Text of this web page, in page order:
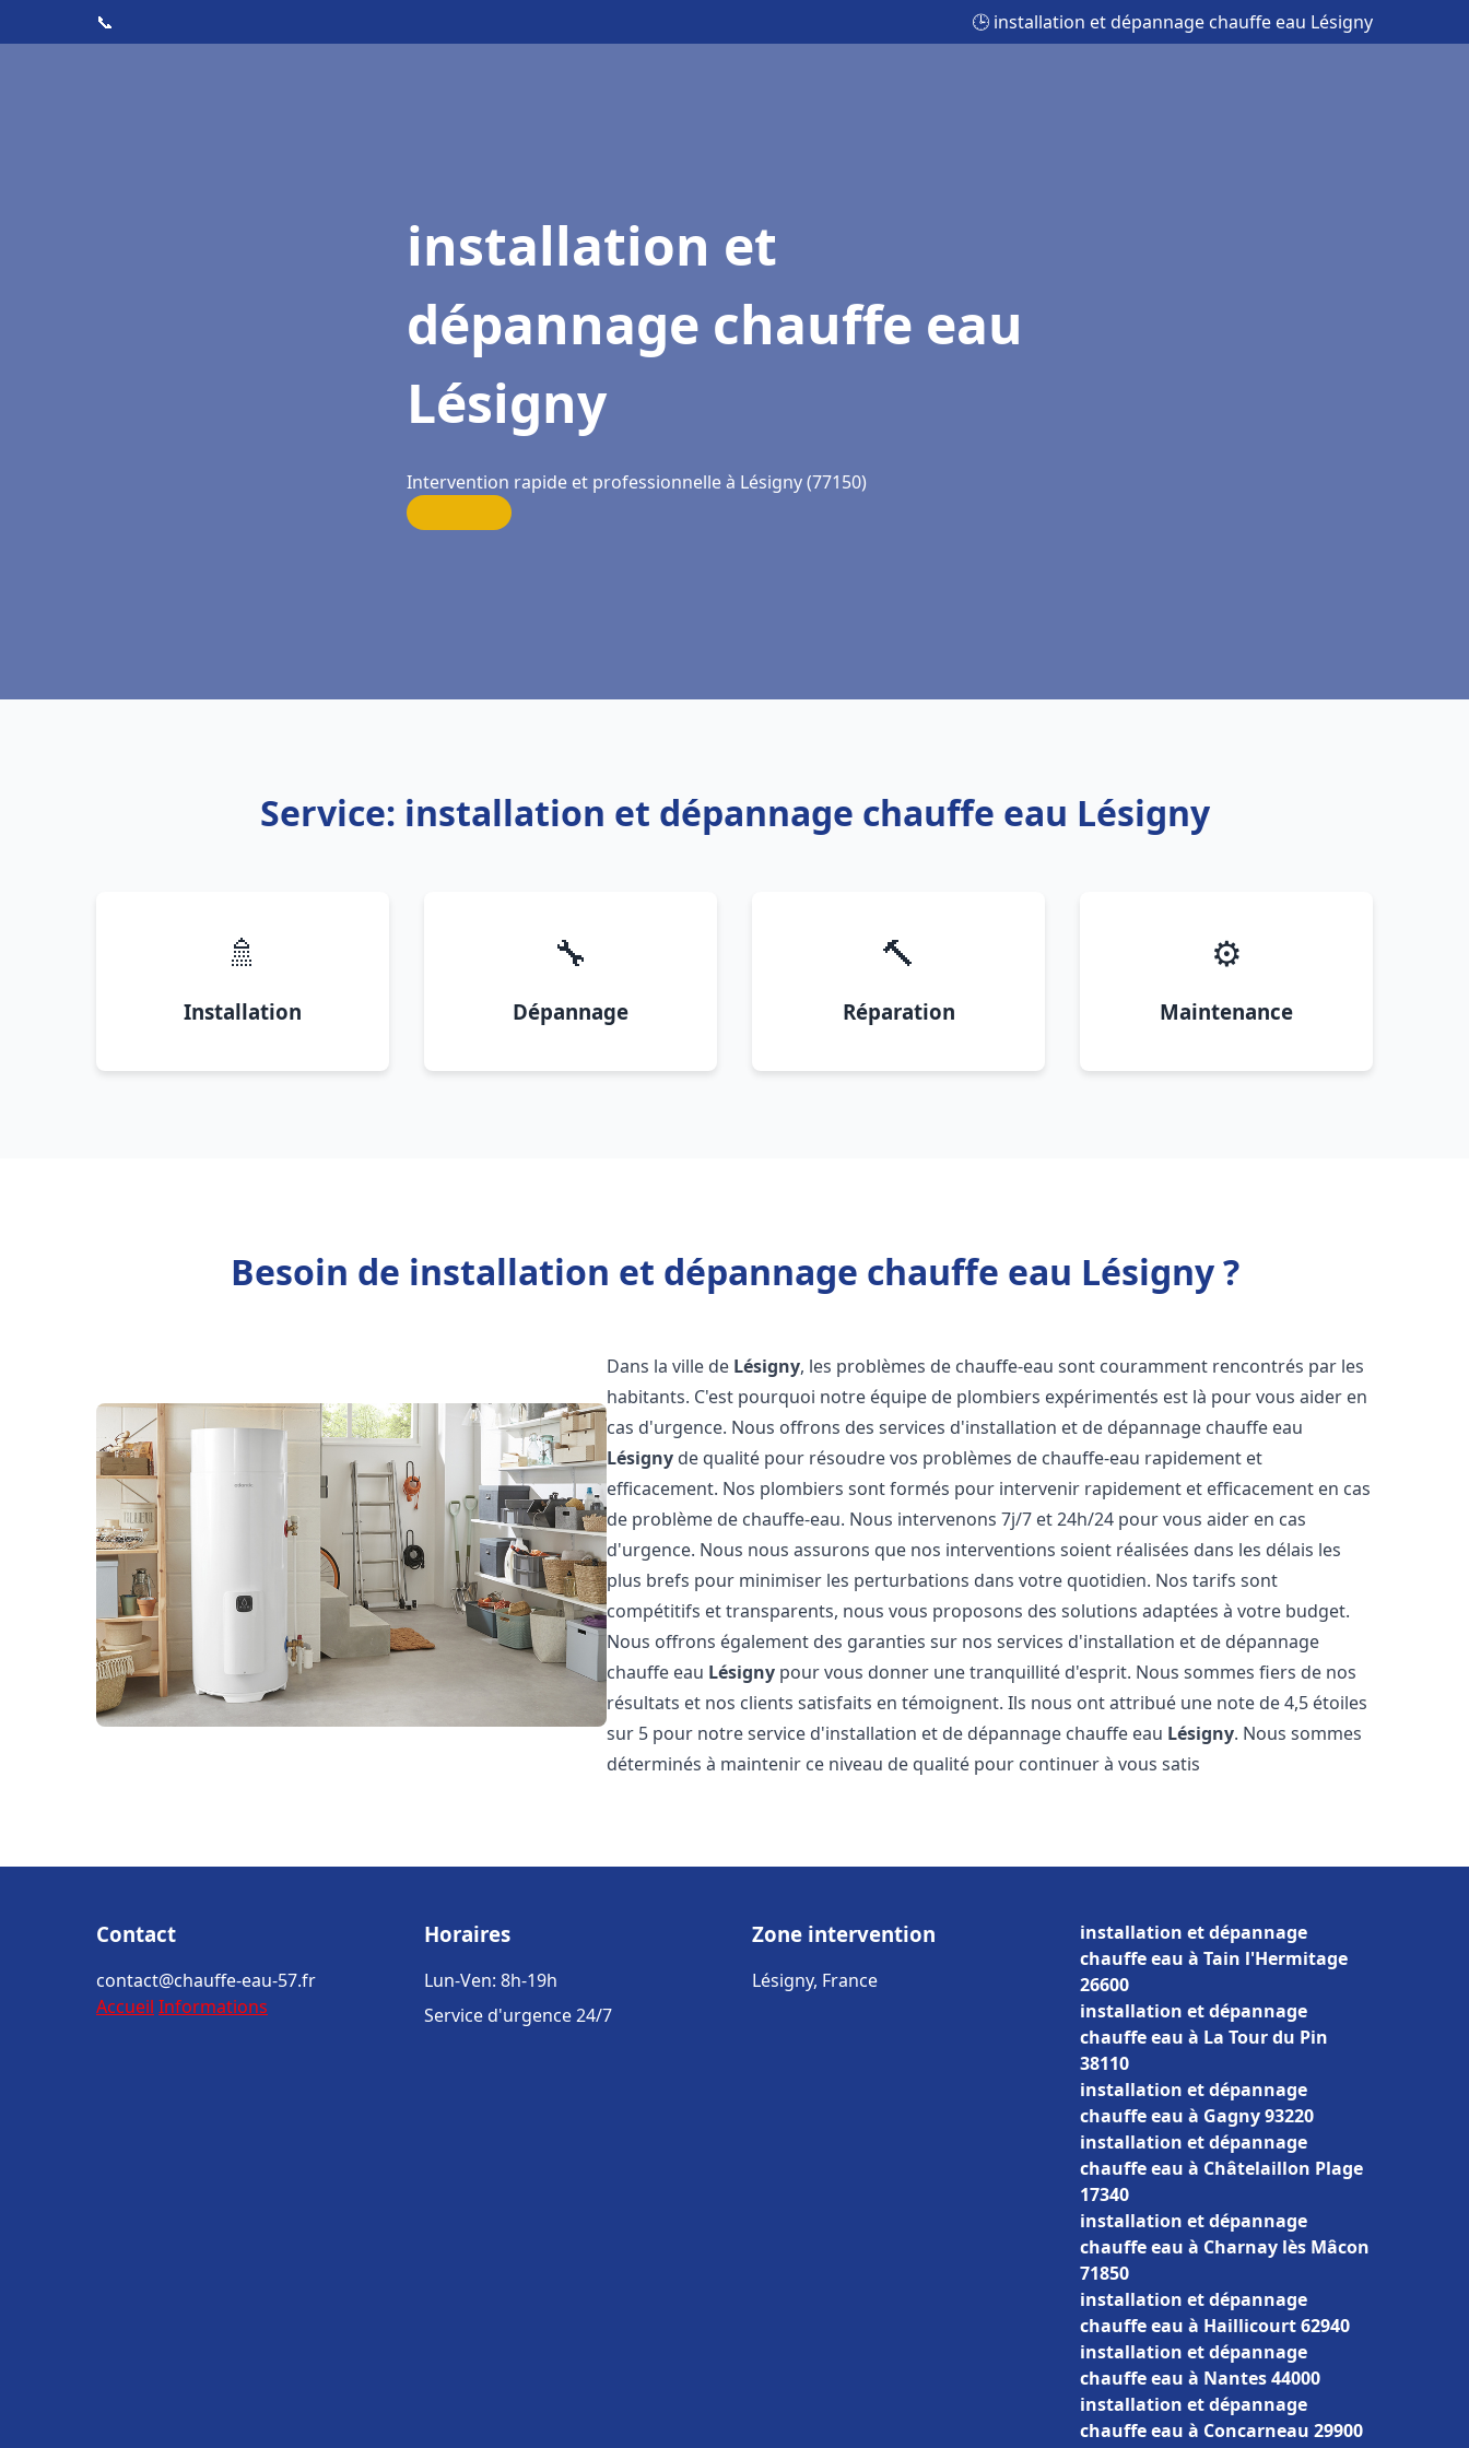
📞 🕒 installation et dépannage chauffe eau Lésigny
installation et
dépannage chauffe eau
Lésigny
Intervention rapide et professionnelle à Lésigny (77150)
Service: installation et dépannage chauffe eau Lésigny
🚿
Installation
🔧
Dépannage
🔨
Réparation
⚙️
Maintenance
Besoin de installation et dépannage chauffe eau Lésigny ?
Dans la ville de Lésigny, les problèmes de chauffe-eau sont couramment rencontrés par les
habitants. C'est pourquoi notre équipe de plombiers expérimentés est là pour vous aider en
cas d'urgence. Nous offrons des services d'installation et de dépannage chauffe eau
Lésigny de qualité pour résoudre vos problèmes de chauffe-eau rapidement et
efficacement. Nos plombiers sont formés pour intervenir rapidement et efficacement en cas
de problème de chauffe-eau. Nous intervenons 7j/7 et 24h/24 pour vous aider en cas
d'urgence. Nous nous assurons que nos interventions soient réalisées dans les délais les
plus brefs pour minimiser les perturbations dans votre quotidien. Nos tarifs sont
compétitifs et transparents, nous vous proposons des solutions adaptées à votre budget.
Nous offrons également des garanties sur nos services d'installation et de dépannage
chauffe eau Lésigny pour vous donner une tranquillité d'esprit. Nous sommes fiers de nos
résultats et nos clients satisfaits en témoignent. Ils nous ont attribué une note de 4,5 étoiles
sur 5 pour notre service d'installation et de dépannage chauffe eau Lésigny. Nous sommes
déterminés à maintenir ce niveau de qualité pour continuer à vous satis
Contact
contact@chauffe-eau-57.fr
Accueil Informations
Horaires
Lun-Ven: 8h-19h
Service d'urgence 24/7
Zone intervention
Lésigny, France
installation et dépannage
chauffe eau à Tain l'Hermitage
26600
installation et dépannage
chauffe eau à La Tour du Pin
38110
installation et dépannage
chauffe eau à Gagny 93220
installation et dépannage
chauffe eau à Châtelaillon Plage
17340
installation et dépannage
chauffe eau à Charnay lès Mâcon
71850
installation et dépannage
chauffe eau à Haillicourt 62940
installation et dépannage
chauffe eau à Nantes 44000
installation et dépannage
chauffe eau à Concarneau 29900